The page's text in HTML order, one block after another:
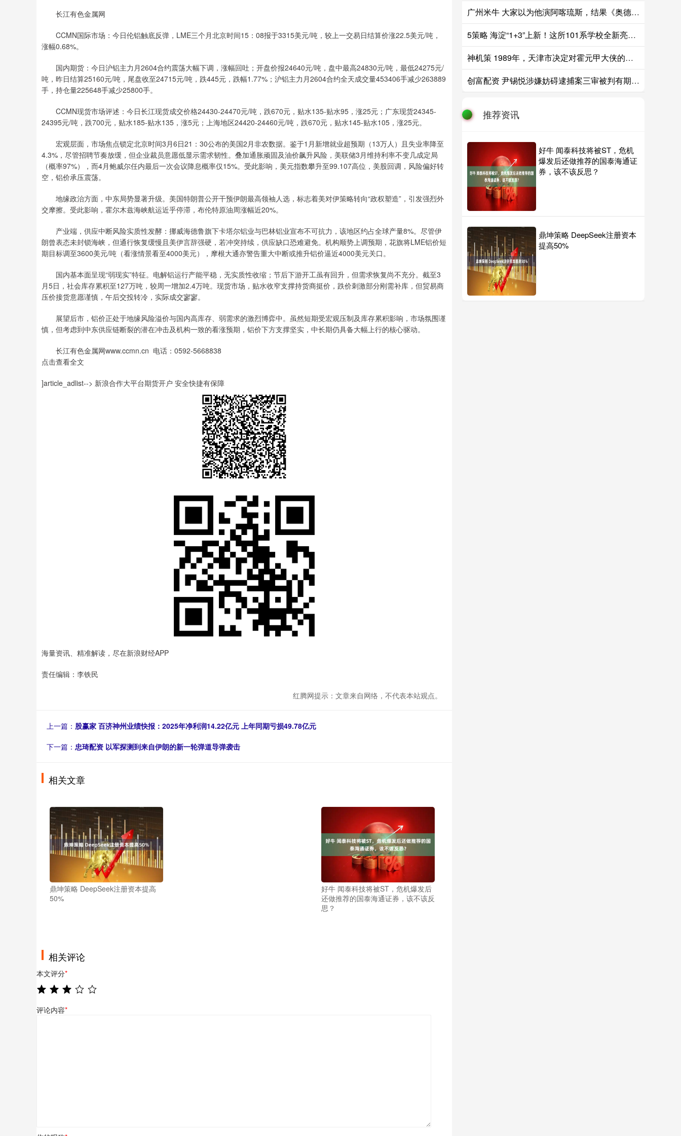
长江有色金属网
CCMN国际市场：今日伦铝触底反弹，LME三个月北京时间15：08报于3315美元/吨，较上一交易日结算价涨22.5美元/吨，
涨幅0.68%。
国内期货：今日沪铝主力月2604合约震荡大幅下调，涨幅回吐；开盘价报24640元/吨，盘中最高24830元/吨，最低24275元/
吨，昨日结算25160元/吨，尾盘收至24715元/吨，跌445元，跌幅1.77%；沪铝主力月2604合约全天成交量453406手减少263889
手，持仓量225648手减少25800手。
CCMN现货市场评述：今日长江现货成交价格24430-24470元/吨，跌670元，贴水135-贴水95，涨25元；广东现货24345-
24395元/吨，跌700元，贴水185-贴水135，涨5元；上海地区24420-24460元/吨，跌670元，贴水145-贴水105，涨25元。
宏观层面，市场焦点锁定北京时间3月6日21：30公布的美国2月非农数据。鉴于1月新增就业超预期（13万人）且失业率降至
4.3%，尽管招聘节奏放缓，但企业裁员意愿低显示需求韧性。叠加通胀顽固及油价飙升风险，美联储3月维持利率不变几成定局
（概率97%），而4月鲍威尔任内最后一次会议降息概率仅15%。受此影响，美元指数攀升至99.107高位，美股回调，风险偏好转
空，铝价承压震荡。
地缘政治方面，中东局势显著升级。美国特朗普公开干预伊朗最高领袖人选，标志着美对伊策略转向“政权塑造”，引发强烈外
交摩擦。受此影响，霍尔木兹海峡航运近乎停滞，布伦特原油周涨幅近20%。
产业端，供应中断风险实质性发酵：挪威海德鲁旗下卡塔尔铝业与巴林铝业宣布不可抗力，该地区约占全球产量8%。尽管伊
朗曾表态未封锁海峡，但通行恢复缓慢且美伊言辞强硬，若冲突持续，供应缺口恐难避免。机构顺势上调预期，花旗将LME铝价短
期目标调至3600美元/吨（看涨情景看至4000美元），摩根大通亦警告重大中断或推升铝价逼近4000美元关口。
国内基本面呈现“弱现实”特征。电解铝运行产能平稳，无实质性收缩；节后下游开工虽有回升，但需求恢复尚不充分。截至3
月5日，社会库存累积至127万吨，较周一增加2.4万吨。现货市场，贴水收窄支撑持货商挺价，跌价刺激部分刚需补库，但贸易商
压价接货意愿谨慎，午后交投转冷，实际成交寥寥。
展望后市，铝价正处于地缘风险溢价与国内高库存、弱需求的激烈博弈中。虽然短期受宏观压制及库存累积影响，市场氛围谨
慎，但考虑到中东供应链断裂的潜在冲击及机构一致的看涨预期，铝价下方支撑坚实，中长期仍具备大幅上行的核心驱动。
长江有色金属网www.ccmn.cn 电话：0592-5668838
点击查看全文
]article_adlist--> 新浪合作大平台期货开户 安全快捷有保障
海量资讯、精准解读，尽在新浪财经APP
责任编辑：李铁民
红腾网提示：文章来自网络，不代表本站观点。
上一篇： 股赢家 百济神州业绩快报：2025年净利润14.22亿元 上年同期亏损49.78亿元
下一篇： 忠琦配资 以军探测到来自伊朗的新一轮弹道导弹袭击
相关文章
鼎坤策略 DeepSeek注册资本提高
50%
好牛 闻泰科技将被ST，危机爆发后
还做推荐的国泰海通证券，该不该反
思？
相关评论
本文评分*
评论内容*
广州米牛 大家以为他演阿喀琉斯，结果《奥德赛》里他的角色才是真正关键
5策略 海淀“1+3”上新！这所101系学校全新亮相——
神机策 1989年，天津市决定对霍元甲大侠的坟墓进行迁坟，不料在水泥地下挖出
创富配资 尹锡悦涉嫌妨碍逮捕案三审被判有期徒刑7年
推荐资讯
好牛 闻泰科技将被ST，危机
爆发后还做推荐的国泰海通证
券，该不该反思？
鼎坤策略 DeepSeek注册资本
提高50%